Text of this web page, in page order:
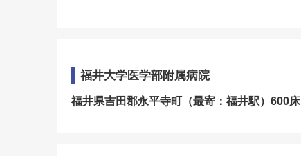
福井大学医学部附属病院
福井県吉田郡永平寺町（最寄：福井駅）600床